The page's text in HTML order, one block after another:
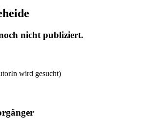
nicht publiziert.
wird gesucht)